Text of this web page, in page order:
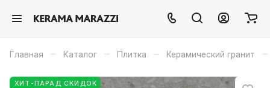
Главная – Каталог – Плитка – Керамический гранит –
ХИТ-ПАРАД СКИДОК